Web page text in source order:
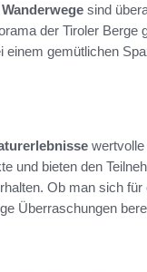
Wanderwege sind
der Tiroler Berge
einem gemütlichen
wertvolle
und bieten den
Ob man sich für
Überraschungen